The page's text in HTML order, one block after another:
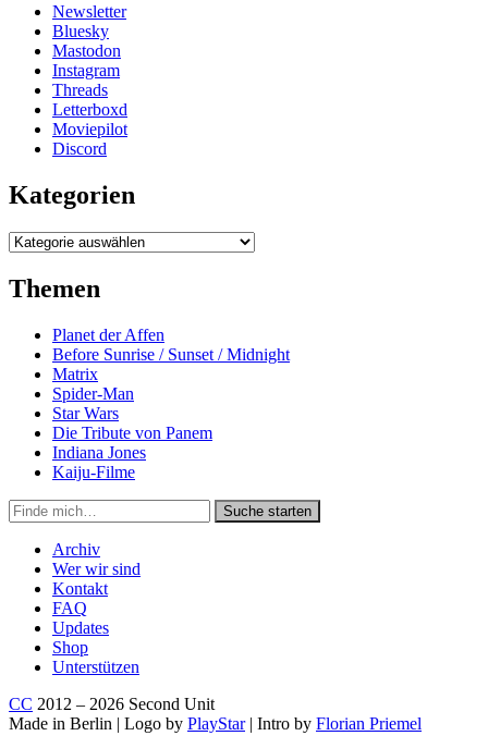
Newsletter
Bluesky
Mastodon
Instagram
Threads
Letterboxd
Moviepilot
Discord
Kategorien
Kategorien
Themen
Planet der Affen
Before Sunrise / Sunset / Midnight
Matrix
Spider-Man
Star Wars
Die Tribute von Panem
Indiana Jones
Kaiju-Filme
Suche
in
https://secondunit-
podcast.de/
Suche starten
Archiv
Wer wir sind
Kontakt
FAQ
Updates
Shop
Unterstützen
CC 2012 – 2026 Second Unit
Made in Berlin | Logo by PlayStar| Intro by Florian Priemel